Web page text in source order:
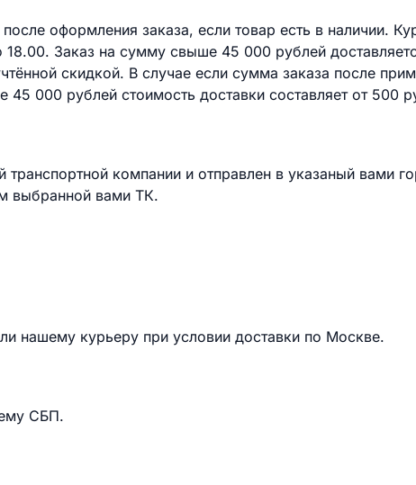
оформления заказа, если товар есть в наличии.
Заказ на сумму свыше 45 000 рублей
скидкой. В случае если сумма заказа после
000 рублей стоимость доставки составляет от 500
компании и отправлен в указаный вами
выбранной вами ТК.
нашему курьеру при условии доставки по Москве.
СБП.